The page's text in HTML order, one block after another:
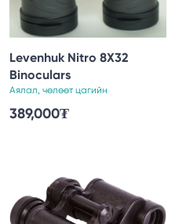
Levenhuk Nitro 8X32
Binoculars
Аялал, чөлөөт цагийн
389,000₮